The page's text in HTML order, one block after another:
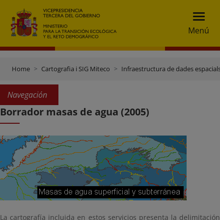
Menú
Home Cartografia i SIG Miteco Infraestructura de dades
Navegación
Borrador masas de agua (2005)
La cartografía incluida en estos servicios presenta la delimitación